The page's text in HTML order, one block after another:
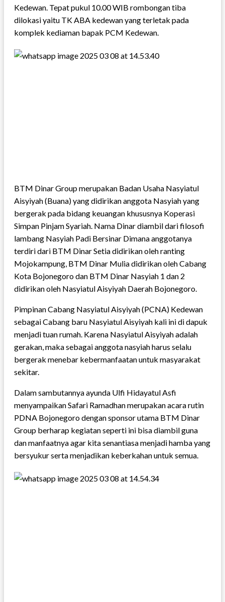
Kedewan. Tepat pukul 10.00 WIB rombongan tiba
dilokasi yaitu TK ABA kedewan yang terletak pada
komplek kediaman bapak PCM Kedewan.
BTM Dinar Group merupakan Badan Usaha Nasyiatul
Aisyiyah (Buana) yang didirikan anggota Nasyiah yang
bergerak pada bidang keuangan khususnya Koperasi
Simpan Pinjam Syariah. Nama Dinar diambil dari filosofi
lambang Nasyiah Padi Bersinar Dimana anggotanya
terdiri dari BTM Dinar Setia didirikan oleh ranting
Mojokampung, BTM Dinar Mulia didirikan oleh Cabang
Kota Bojonegoro dan BTM Dinar Nasyiah 1 dan 2
didirikan oleh Nasyiatul Aisyiyah Daerah Bojonegoro.
Pimpinan Cabang Nasyiatul Aisyiyah (PCNA) Kedewan
sebagai Cabang baru Nasyiatul Aisyiyah kali ini di dapuk
menjadi tuan rumah. Karena Nasyiatul Aisyiyah adalah
gerakan, maka sebagai anggota nasyiah harus selalu
bergerak menebar kebermanfaatan untuk masyarakat
sekitar.
Dalam sambutannya ayunda Ulfi Hidayatul Asfi
menyampaikan Safari Ramadhan merupakan acara rutin
PDNA Bojonegoro dengan sponsor utama BTM Dinar
Group berharap kegiatan seperti ini bisa diambil guna
dan manfaatnya agar kita senantiasa menjadi hamba yang
bersyukur serta menjadikan keberkahan untuk semua.